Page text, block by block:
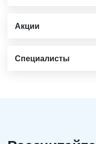
Акции
Специалисты